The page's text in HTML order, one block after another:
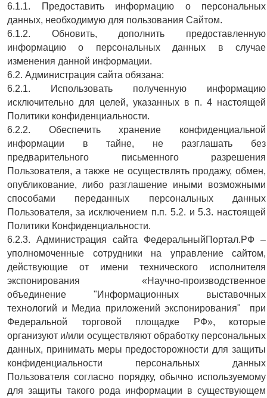
6.1.1. Предоставить информацию о персональных
данных, необходимую для пользования Сайтом.
6.1.2. Обновить, дополнить предоставленную
информацию о персональных данных в случае
изменения данной информации.
6.2. Администрация сайта обязана:
6.2.1. Использовать полученную информацию
исключительно для целей, указанных в п. 4 настоящей
Политики конфиденциальности.
6.2.2. Обеспечить хранение конфиденциальной
информации в тайне, не разглашать без
предварительного письменного разрешения
Пользователя, а также не осуществлять продажу, обмен,
опубликование, либо разглашение иными возможными
способами переданных персональных данных
Пользователя, за исключением п.п. 5.2. и 5.3. настоящей
Политики Конфиденциальности.
6.2.3. Администрация сайта ФедеральныйПортал.РФ –
уполномоченные сотрудники на управление сайтом,
действующие от имени технического исполнителя
экспонирования «Научно-производственное
объединение "Информационных выставочных
технологий и Медиа приложений экспонирования" при
Федеральной торговой площадке РФ», которые
организуют и/или осуществляют обработку персональных
данных, принимать меры предосторожности для защиты
конфиденциальности персональных данных
Пользователя согласно порядку, обычно используемому
для защиты такого рода информации в существующем